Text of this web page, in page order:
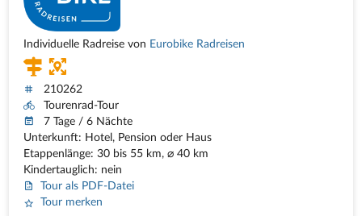
Individuelle Radreise von Eurobike Radreisen
210262
Tourenrad-Tour
7 Tage / 6 Nächte
Unterkunft: Hotel, Pension oder Haus
Etappenlänge: 30 bis 55 km, ⌀ 40 km
Kindertauglich: nein
Tour als PDF-Datei
Tour merken